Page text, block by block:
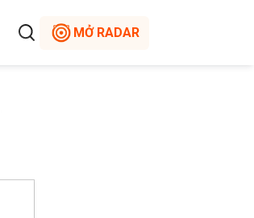
MỞ RADAR